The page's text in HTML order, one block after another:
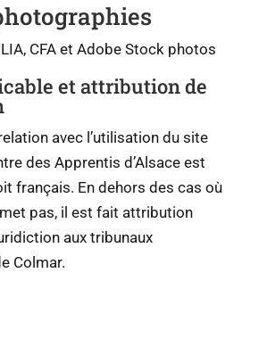
CFA et Adobe Stock photos
et attribution de
avec l’utilisation du site
des Apprentis d’Alsace est
français. En dehors des cas où
pas, il est fait attribution
aux tribunaux
Colmar.